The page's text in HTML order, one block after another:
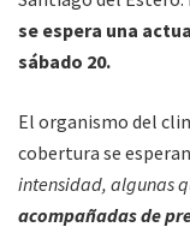
se espera una
sábado 20.
El organismo del
cobertura se esperan
intensidad, algunas
acompañadas de